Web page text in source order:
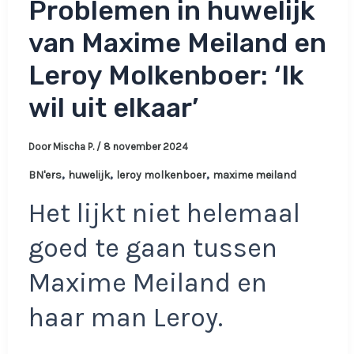
Problemen in huwelijk
van Maxime Meiland en
Leroy Molkenboer: ‘Ik
wil uit elkaar’
Door Mischa P. / 8 november 2024
BN'ers, huwelijk, leroy molkenboer, maxime meiland
Het lijkt niet helemaal
goed te gaan tussen
Maxime Meiland en
haar man Leroy.